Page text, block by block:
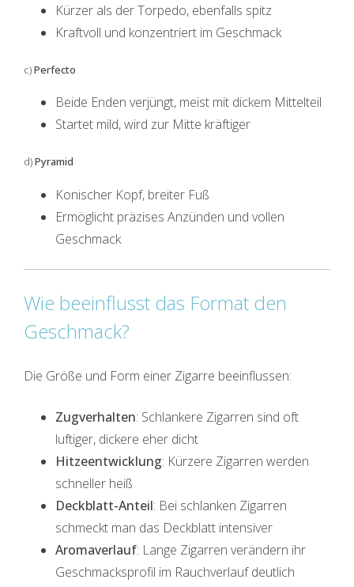
Kürzer als der Torpedo, ebenfalls spitz
Kraftvoll und konzentriert im Geschmack
c)Perfecto
Beide Enden verjüngt, meist mit dickem Mittelteil
Startet mild, wird zur Mitte kräftiger
d)Pyramid
Konischer Kopf, breiter Fuß
Ermöglicht präzises Anzünden und vollen
Geschmack
Wie beeinflusst das Format den
Geschmack?
Die Größe und Form einer Zigarre beeinflussen:
Zugverhalten: Schlankere Zigarren sind oft
luftiger, dickere eher dicht
Hitzeentwicklung: Kürzere Zigarren werden
schneller heiß
Deckblatt-Anteil: Bei schlanken Zigarren
schmeckt man das Deckblatt intensiver
Aromaverlauf: Lange Zigarren verändern ihr
Geschmacksprofil im Rauchverlauf deutlich